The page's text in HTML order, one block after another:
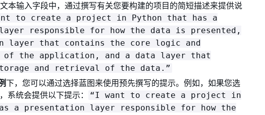
本输入字段中，通过撰写有关您要构建的项目的简短描述来提供说
to create a project in Python that has a
responsible for how the data is presented,
layer that contains the core logic and
the application, and a data layer that
and retrieval of the data.”
下，您可以通过选择蓝图来使用预先撰写的提示。例如，如果您选
系统会提供以下提示：
“I want to create a project in
a presentation layer responsible for how the